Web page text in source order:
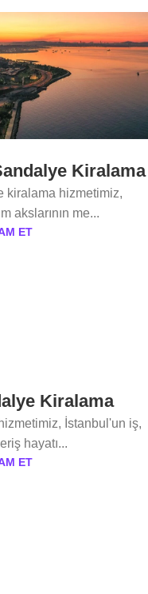
Kiralama
kiralama hizmetimiz,
akslarının me...
ET
Kiralama
İstanbul'un iş,
hayatı...
ET